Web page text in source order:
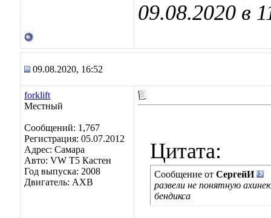
09.08.2020 в
09.08.2020, 16:52
forklift
Местный
Сообщений: 1,767
Регистрация: 05.07.2012
Адрес: Самара
Авто: VW Т5 Кастен
Год выпуска: 2008
Двигатель: АХВ
Цитата:
Сообщение от СергейИ
развели не понятную
бендикса